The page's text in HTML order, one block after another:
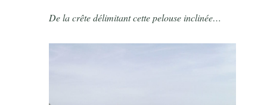
De la crête délimitant cette pelouse inclinée…